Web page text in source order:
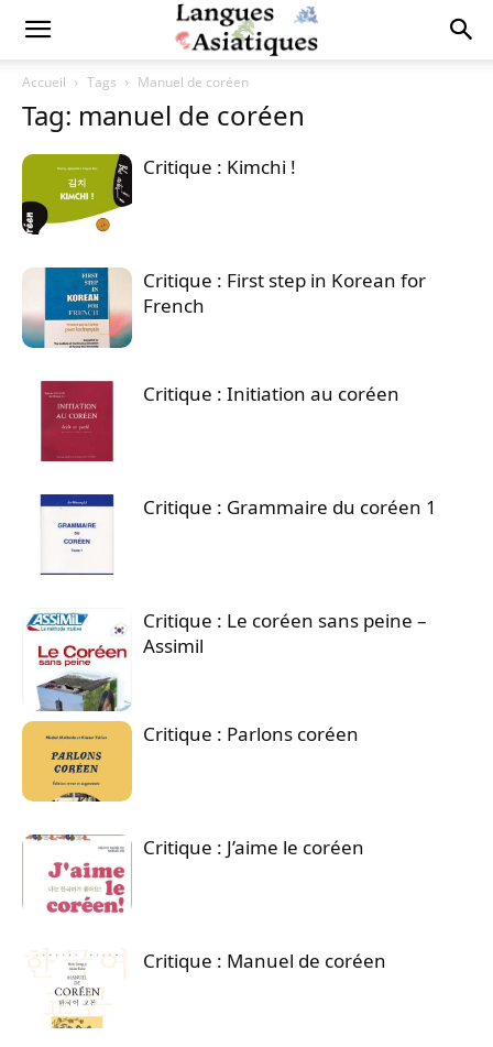
Accueil Tags Manuel de coréen
Tag: manuel de coréen
Critique : Kimchi !
Critique : First step in Korean for
French
Critique : Initiation au coréen
Critique : Grammaire du coréen 1
Critique : Le coréen sans peine –
Assimil
Critique : Parlons coréen
Critique : J’aime le coréen
Critique : Manuel de coréen